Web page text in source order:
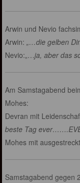
Arwin und Nevio
Arwin:„…die gelben
Nevio:„…ja, aber das
Am Samstagabend
Mohes:
Devran mit
beste Tag
Mohes mit
Samstagabend gegen